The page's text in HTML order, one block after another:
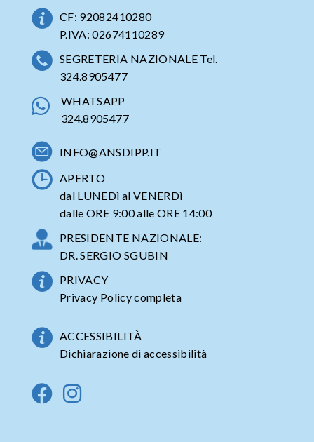
CF: 92082410280
P.IVA: 02674110289
SEGRETERIA NAZIONALE Tel.
324.8905477
WHATSAPP
324.8905477
INFO@ANSDIPP.IT
APERTO
dal LUNEDì al VENERDì
dalle ORE 9:00 alle ORE 14:00
PRESIDENTE NAZIONALE:
DR. SERGIO SGUBIN
PRIVACY
Privacy Policy completa
ACCESSIBILITÀ
Dichiarazione di accessibilità